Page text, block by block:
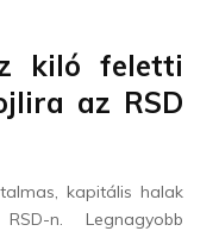
kiló feletti
az RSD
kapitális halak
n. Legnagyobb